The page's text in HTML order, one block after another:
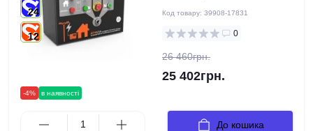
-4% в наявності
24
12
Код товару: 39908-17831
0
26 460грн.
25 402грн.
До кошика